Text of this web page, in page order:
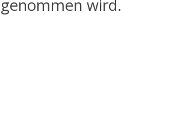
wird.